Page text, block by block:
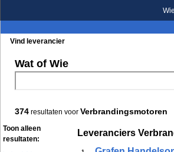
Vind leverancier
Wat of Wie
374 resultaten voor Verbrandingsmotoren
Toon alleen
resultaten:
Leveranciers